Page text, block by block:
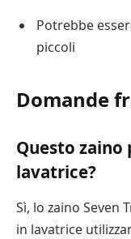
Potrebbe
piccoli
Domande
Questo zaino
lavatrice?
Sì, lo zaino Seven
in lavatrice